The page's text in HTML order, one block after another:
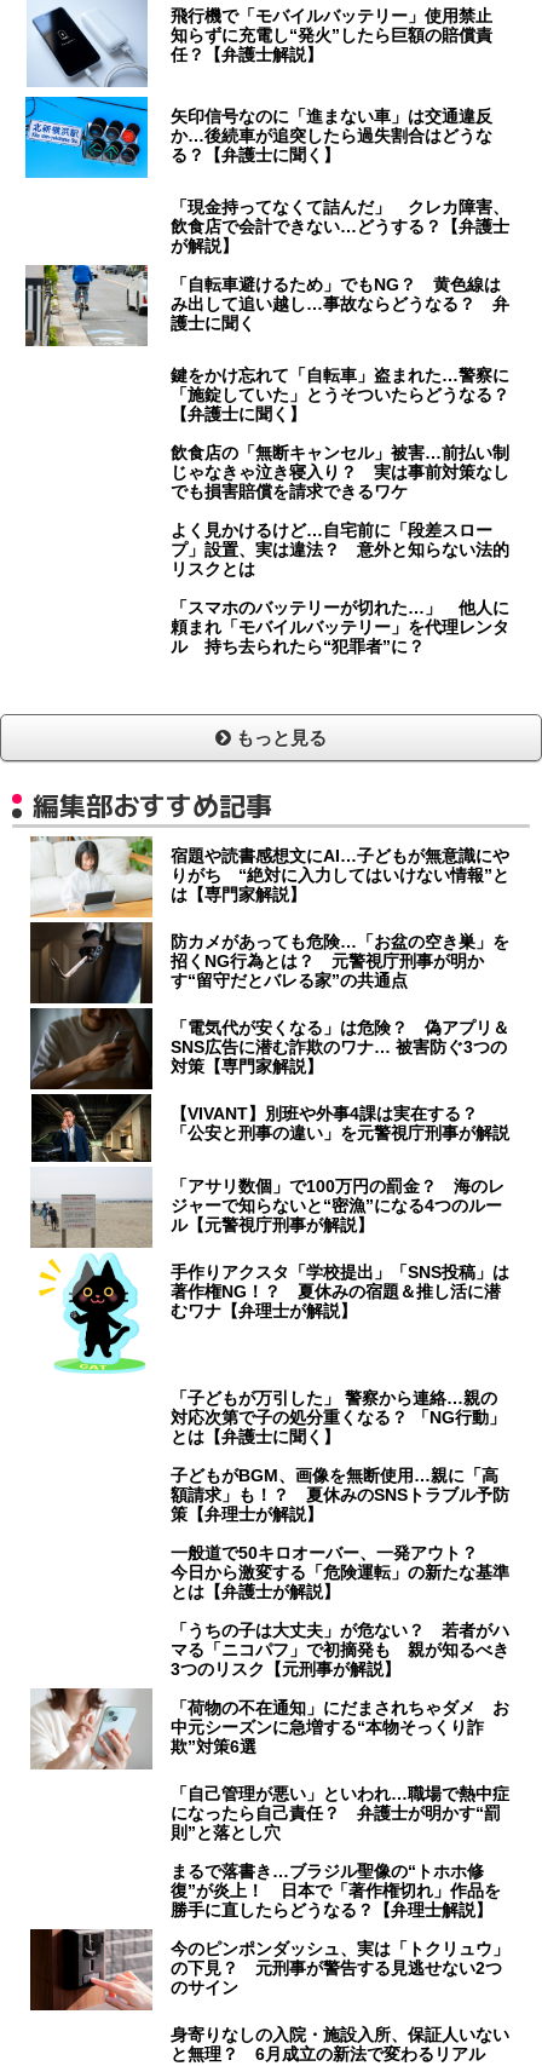
飛行機で「モバイルバッテリー」使用禁止
知らずに充電し“発火”したら巨額の賠償責
任？【弁護士解説】
矢印信号なのに「進まない車」は交通違反
か…後続車が追突したら過失割合はどうな
る？【弁護士に聞く】
「現金持ってなくて詰んだ」 クレカ障害、
飲食店で会計できない…どうする？【弁護士
が解説】
「自転車避けるため」でもNG？ 黄色線は
み出して追い越し…事故ならどうなる？ 弁
護士に聞く
鍵をかけ忘れて「自転車」盗まれた…警察に
「施錠していた」とうそついたらどうなる？
【弁護士に聞く】
飲食店の「無断キャンセル」被害…前払い制
じゃなきゃ泣き寝入り？ 実は事前対策なし
でも損害賠償を請求できるワケ
よく見かけるけど…自宅前に「段差スロー
プ」設置、実は違法？ 意外と知らない法的
リスクとは
「スマホのバッテリーが切れた…」 他人に
頼まれ「モバイルバッテリー」を代理レンタ
ル 持ち去られたら“犯罪者”に？
もっと見る
編集部おすすめ記事
宿題や読書感想文にAI…子どもが無意識にや
りがち “絶対に入力してはいけない情報”と
は【専門家解説】
防カメがあっても危険…「お盆の空き巣」を
招くNG行為とは？ 元警視庁刑事が明か
す“留守だとバレる家”の共通点
「電気代が安くなる」は危険？ 偽アプリ＆
SNS広告に潜む詐欺のワナ… 被害防ぐ3つの
対策【専門家解説】
【VIVANT】別班や外事4課は実在する？
「公安と刑事の違い」を元警視庁刑事が解説
「アサリ数個」で100万円の罰金？ 海のレ
ジャーで知らないと“密漁”になる4つのルー
ル【元警視庁刑事が解説】
手作りアクスタ「学校提出」「SNS投稿」は
著作権NG！？ 夏休みの宿題＆推し活に潜
むワナ【弁理士が解説】
「子どもが万引した」 警察から連絡…親の
対応次第で子の処分重くなる？ 「NG行動」
とは【弁護士に聞く】
子どもがBGM、画像を無断使用…親に「高
額請求」も！？ 夏休みのSNSトラブル予防
策【弁理士が解説】
一般道で50キロオーバー、一発アウト？
今日から激変する「危険運転」の新たな基準
とは【弁護士が解説】
「うちの子は大丈夫」が危ない？ 若者がハ
マる「ニコパフ」で初摘発も 親が知るべき
3つのリスク【元刑事が解説】
「荷物の不在通知」にだまされちゃダメ お
中元シーズンに急増する“本物そっくり詐
欺”対策6選
「自己管理が悪い」といわれ…職場で熱中症
になったら自己責任？ 弁護士が明かす“罰
則”と落とし穴
まるで落書き…ブラジル聖像の“トホホ修
復”が炎上！ 日本で「著作権切れ」作品を
勝手に直したらどうなる？【弁理士解説】
今のピンポンダッシュ、実は「トクリュウ」
の下見？ 元刑事が警告する見逃せない2つ
のサイン
身寄りなしの入院・施設入所、保証人いない
と無理？ 6月成立の新法で変わるリアル